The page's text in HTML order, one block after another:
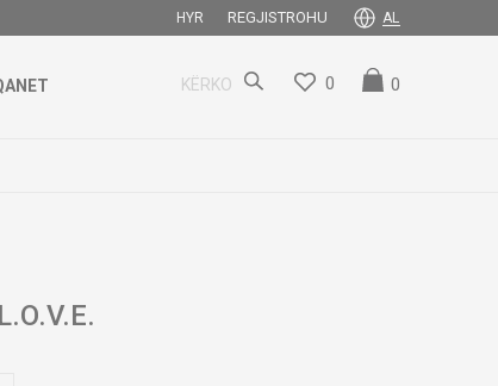
HYR REGJISTROHU AL
KËRKO 0
0